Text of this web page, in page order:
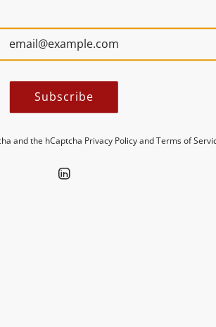
our categories
Subscribe
and the hCaptcha Privacy PolicyandTerms of